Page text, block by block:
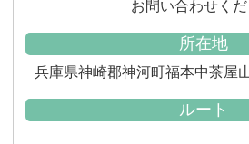
お問い合わせく
所在地
兵庫県神崎郡神河町福本中茶屋
ルート